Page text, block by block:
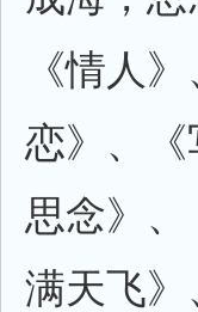
《情人
恋》、
思念》
满天飞